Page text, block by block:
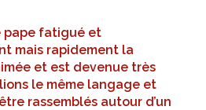
pape fatigué et
mais rapidement la
et est devenue très
le même langage et
rassemblés autour d’un